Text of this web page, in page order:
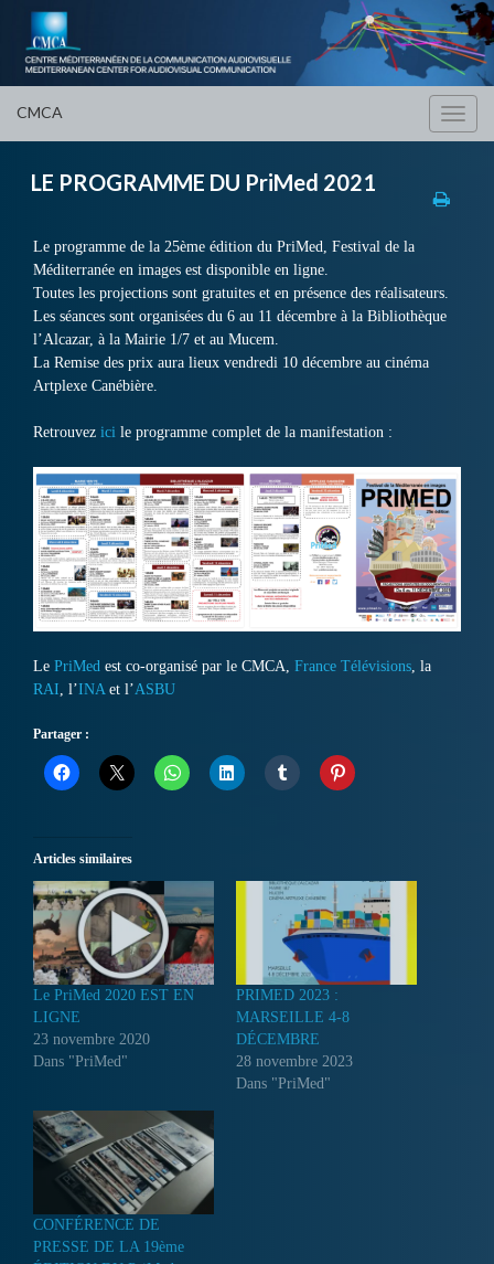
CMCA
LE PROGRAMME DU PriMed 2021
Le programme de la 25ème édition du PriMed, Festival de la
Méditerranée en images est disponible en ligne.
Toutes les projections sont gratuites et en présence des réalisateurs.
Les séances sont organisées du 6 au 11 décembre à la Bibliothèque
l’Alcazar, à la Mairie 1/7 et au Mucem.
La Remise des prix aura lieux vendredi 10 décembre au cinéma
Artplexe Canébière.
Retrouvez ici le programme complet de la manifestation :
Le PriMed est co-organisé par le CMCA, France Télévisions, la
RAI, l’INA et l’ASBU
Partager :
Articles similaires
Le PriMed 2020 EST EN
LIGNE
23 novembre 2020
Dans "PriMed"
PRIMED 2023 :
MARSEILLE 4-8
DÉCEMBRE
28 novembre 2023
Dans "PriMed"
CONFÉRENCE DE
PRESSE DE LA 19ème